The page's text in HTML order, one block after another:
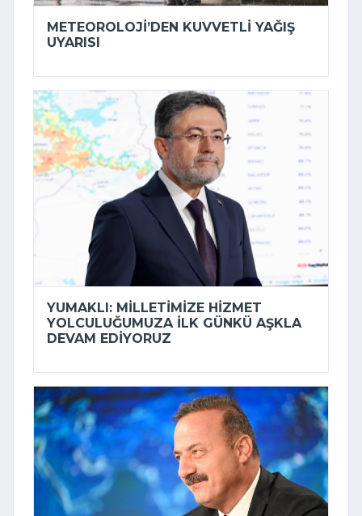
METEOROLOJI’DEN KUVVETLI YAĞIŞ
UYARISI
YUMAKLI: MILLETIMIZE HIZMET
YOLCULUĞUMUZA ILK GÜNKÜ AŞKLA
DEVAM EDIYORUZ